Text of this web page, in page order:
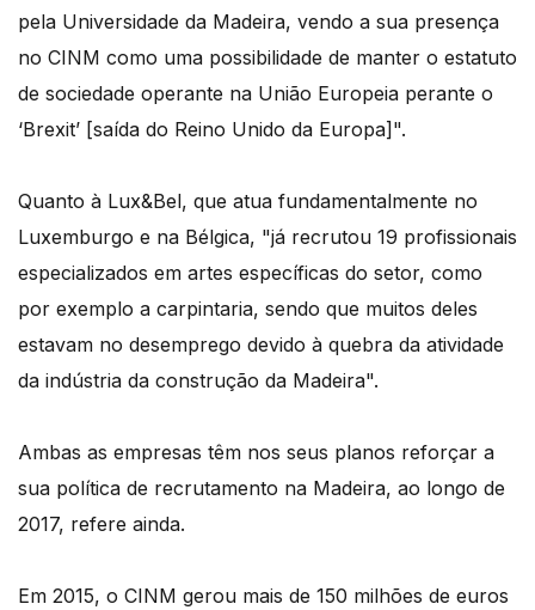
pela Universidade da Madeira, vendo a sua presença
no CINM como uma possibilidade de manter o estatuto
de sociedade operante na União Europeia perante o
‘Brexit’ [saída do Reino Unido da Europa]".
Quanto à Lux&Bel, que atua fundamentalmente no
Luxemburgo e na Bélgica, "já recrutou 19 profissionais
especializados em artes específicas do setor, como
por exemplo a carpintaria, sendo que muitos deles
estavam no desemprego devido à quebra da atividade
da indústria da construção da Madeira".
Ambas as empresas têm nos seus planos reforçar a
sua política de recrutamento na Madeira, ao longo de
2017, refere ainda.
Em 2015, o CINM gerou mais de 150 milhões de euros